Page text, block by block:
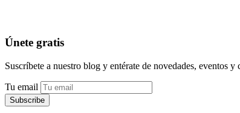
Únete gratis
Suscríbete a nuestro blog y entérate de novedades, eventos
Tu email